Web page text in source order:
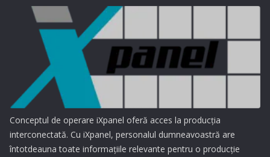
Conceptul de operare iXpanel oferă acces la producția
interconectată. Cu iXpanel, personalul dumneavoastră are
întotdeauna toate informațiile relevante pentru o producție